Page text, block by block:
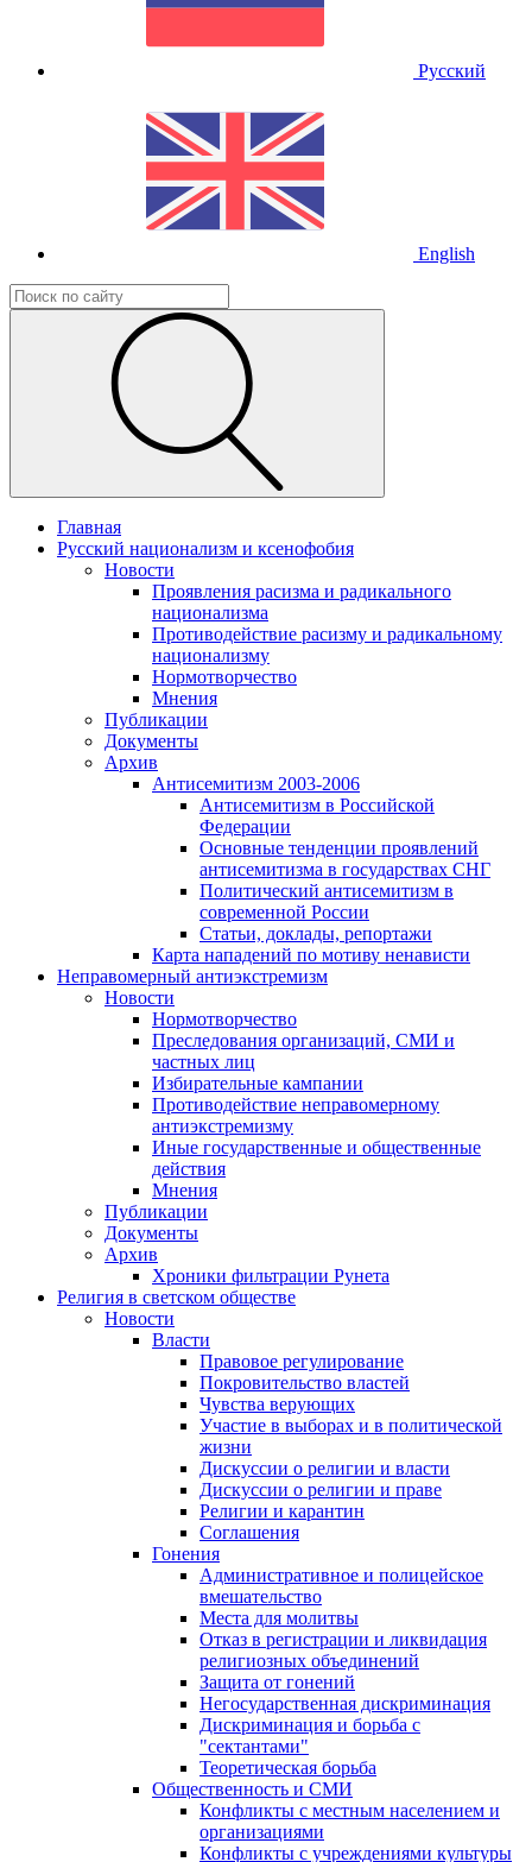
Русский
English
Главная
Русский национализм и ксенофобия
Новости
Проявления расизма и радикального
национализма
Противодействие расизму и радикальному
национализму
Нормотворчество
Мнения
Публикации
Документы
Архив
Антисемитизм 2003-2006
Антисемитизм в Российской
Федерации
Основные тенденции проявлений
антисемитизма в государствах СНГ
Политический антисемитизм в
современной России
Статьи, доклады, репортажи
Карта нападений по мотиву ненависти
Неправомерный антиэкстремизм
Новости
Нормотворчество
Преследования организаций, СМИ и
частных лиц
Избирательные кампании
Противодействие неправомерному
антиэкстремизму
Иные государственные и общественные
действия
Мнения
Публикации
Документы
Архив
Хроники фильтрации Рунета
Религия в светском обществе
Новости
Власти
Правовое регулирование
Покровительство властей
Чувства верующих
Участие в выборах и в политической
жизни
Дискуссии о религии и власти
Дискуссии о религии и праве
Религии и карантин
Соглашения
Гонения
Административное и полицейское
вмешательство
Места для молитвы
Отказ в регистрации и ликвидация
религиозных объединений
Защита от гонений
Негосударственная дискриминация
Дискриминация и борьба с
"сектантами"
Теоретическая борьба
Общественность и СМИ
Конфликты с местным населением и
организациями
Конфликты с учреждениями культуры